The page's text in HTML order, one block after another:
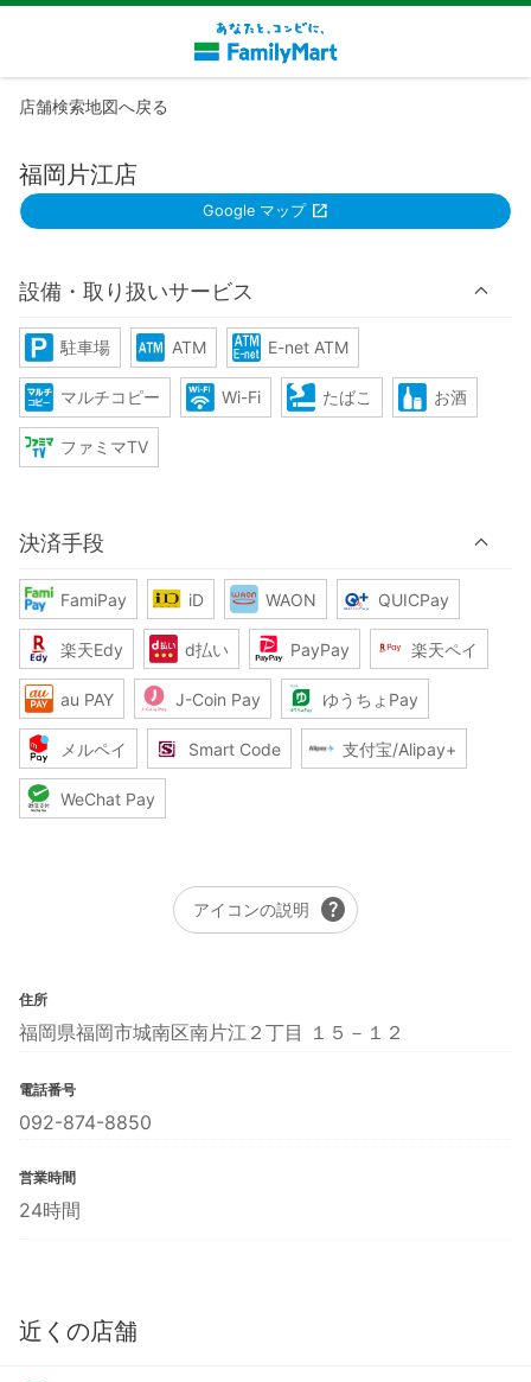
店舗検索地図へ戻る
福岡片江店
Google マップ
設備・取り扱いサービス
駐車場 ATM E-net ATM
マルチコピー Wi-Fi たばこ お酒
ファミマTV
決済手段
FamiPay iD WAON QUICPay
楽天Edy d払い PayPay 楽天ペイ
au PAY J-Coin Pay ゆうちょPay
メルペイ Smart Code 支付宝/Alipay+
WeChat Pay
アイコンの説明 help
住所
福岡県福岡市城南区南片江２丁目 １５－１２
電話番号
092-874-8850
営業時間
24時間
近くの店舗